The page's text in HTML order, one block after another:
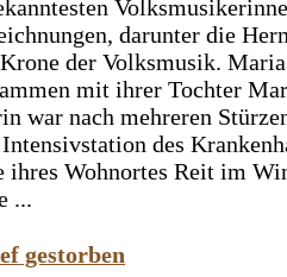
darunter die
der Volksmusik. Maria
mit ihrer Tochter
war nach mehreren
des
ihres Wohnortes Reit im
...
gestorben